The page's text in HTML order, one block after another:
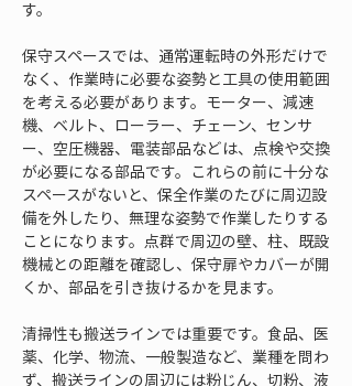
す。
保守スペースでは、通常運転時の外形だけで
なく、作業時に必要な姿勢と工具の使用範囲
を考える必要があります。モーター、減速
機、ベルト、ローラー、チェーン、センサ
ー、空圧機器、電装部品などは、点検や交換
が必要になる部品です。これらの前に十分な
スペースがないと、保全作業のたびに周辺設
備を外したり、無理な姿勢で作業したりする
ことになります。点群で周辺の壁、柱、既設
機械との距離を確認し、保守扉やカバーが開
くか、部品を引き抜けるかを見ます。
清掃性も搬送ラインでは重要です。食品、医
薬、化学、物流、一般製造など、業種を問わ
ず、搬送ラインの周辺には粉じん、切粉、液